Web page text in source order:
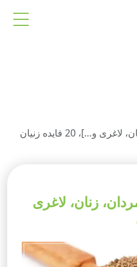
20 فایده زنیان
زنان، لاغری